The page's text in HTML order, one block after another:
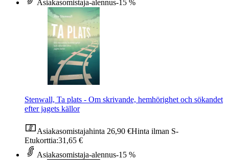
Asiakasomistaja-alennus-15 %
Stenwall, Ta plats - Om skrivande, hemhörighet och sökandet
efter jagets källor
Asiakasomistajahinta 26,90 €Hinta ilman S-
Etukorttia:31,65 €
Asiakasomistaja-alennus-15 %